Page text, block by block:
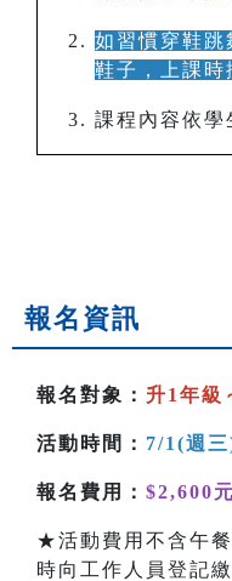
如習慣穿鞋跳
鞋子，上課時
課程內容依學
報名資訊
報名對象： 升1年級
活動時間： 7/1(週
報名費用： $2,600元
★活動費用不含午
時向工作人員登記